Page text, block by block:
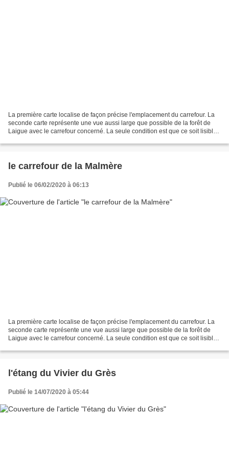
La première carte localise de façon précise l'emplacement du carrefour. La
seconde carte représente une vue aussi large que possible de la forêt de
Laigue avec le carrefour concerné. La seule condition est que ce soit lisible.
le carrefour de la Malmère
Publié le 06/02/2020 à 06:13
La première carte localise de façon précise l'emplacement du carrefour. La
seconde carte représente une vue aussi large que possible de la forêt de
Laigue avec le carrefour concerné. La seule condition est que ce soit lisible.
l'étang du Vivier du Grès
Publié le 14/07/2020 à 05:44